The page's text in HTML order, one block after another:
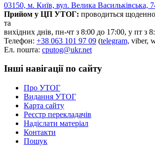
Нормативна база УТОГ
Конвенція ООН
Декларації
Документи ВФГ
Міжнародні документи
03150, м. Київ, вул. Велика Васильківська,
Прийом у ЦП УТОГ: проводиться
та
вихідних днів, пн-чт з 8:00 до 17:00, у пт з
Телефон: +38 063 101 97 09 (telegram, viber,
Ел. пошта: cputog@ukr.net
Інші навігації по сайту
Про УТОГ
Видання УТОГ
Карта сайту
Реєстр перекладачів
Надіслати матеріал
Контакти
Пошук